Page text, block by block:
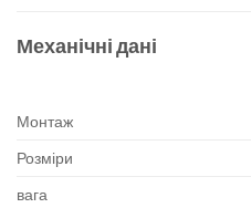
Механічні дані
Монтаж
Розміри
вага